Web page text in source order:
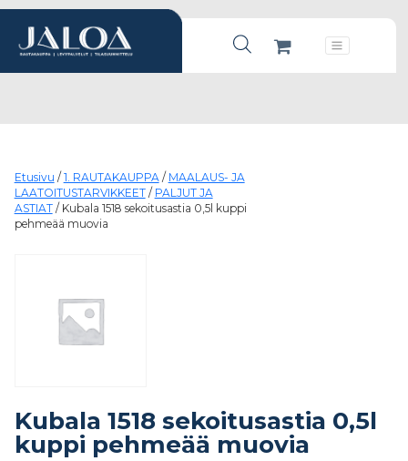
Products search
Päävalikko
Etusivu / 1. RAUTAKAUPPA/ MAALAUS- JA
LAATOITUSTARVIKKEET/ PALJUT JA
ASTIAT/ Kubala 1518 sekoitusastia 0,5l kuppi
pehmeää muovia
Kubala 1518 sekoitusastia 0,5l
kuppi pehmeää muovia